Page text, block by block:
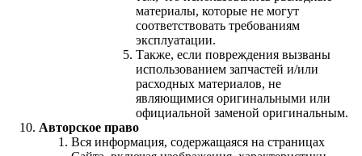
материалы, которые не могут
соответствовать требованиям
эксплуатации.
Также, если повреждения вызваны
использованием запчастей и/или
расходных материалов, не
являющимися оригинальными или
официальной заменой оригинальным.
Авторское право
Вся информация, содержащаяся на страницах